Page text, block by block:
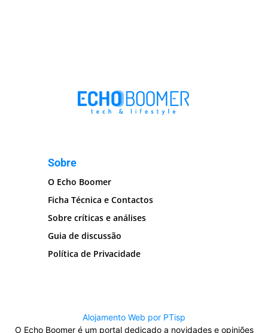
Sobre
O Echo Boomer
Ficha Técnica e Contactos
Sobre críticas e análises
Guia de discussão
Política de Privacidade
Alojamento Web por PTisp
O Echo Boomer é um portal dedicado a novidades e opiniões